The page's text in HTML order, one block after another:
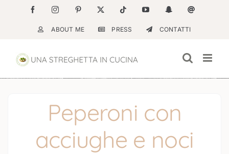
contenuto
FacebookInstagramPinterest Tiktok YouTubeSnapchatEmail
ABOUT ME PRESS CONTATTI
Peperoni con
acciughe e noci